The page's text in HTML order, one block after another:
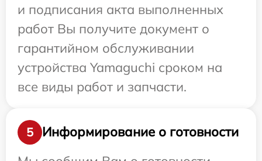
и подписания акта выполненных
работ Вы получите документ о
гарантийном обслуживании
устройства Yamaguchi сроком на
все виды работ и запчасти.
5
Информирование о готовности